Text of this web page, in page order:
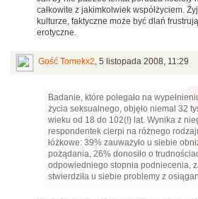
całkowite z jakimkolwiek współżyciem.
kulturze, faktyczne może być dlań
erotyczne.
Gość Tomekx2, 5 listopada 2008, 11:29
Badanie, które polegało na
życia seksualnego, objęło niemal 32
wieku od 18 do 102(!) lat. Wynika z
respondentek cierpi na różnego
łóżkowe: 39% zauważyło u siebie
pożądania, 26% donosiło o
odpowiedniego stopnia podniecenia,
stwierdziła u siebie problemy z